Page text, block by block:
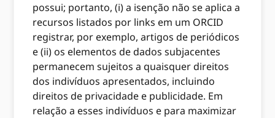
possui; portanto, (i) a isenção não se aplica a
recursos listados por links em um ORCID
registrar, por exemplo, artigos de periódicos
e (ii) os elementos de dados subjacentes
permanecem sujeitos a quaisquer direitos
dos indivíduos apresentados, incluindo
direitos de privacidade e publicidade. Em
relação a esses indivíduos e para maximizar